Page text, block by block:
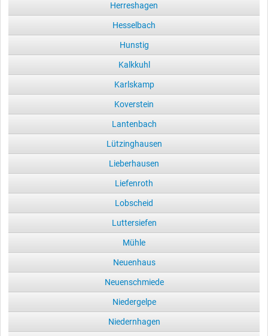
Herreshagen
Hesselbach
Hunstig
Kalkkuhl
Karlskamp
Koverstein
Lantenbach
Lützinghausen
Lieberhausen
Liefenroth
Lobscheid
Luttersiefen
Mühle
Neuenhaus
Neuenschmiede
Niedergelpe
Niedernhagen